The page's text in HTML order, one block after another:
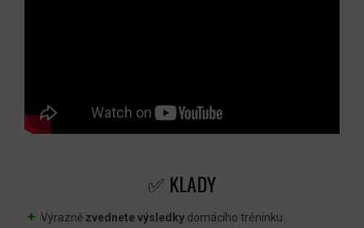
✅ KLADY
Výrazně zvednetevýsledky domácího tréninku